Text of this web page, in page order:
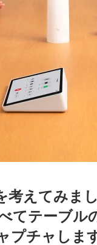
考えてみま
てテーブル
プチャしま